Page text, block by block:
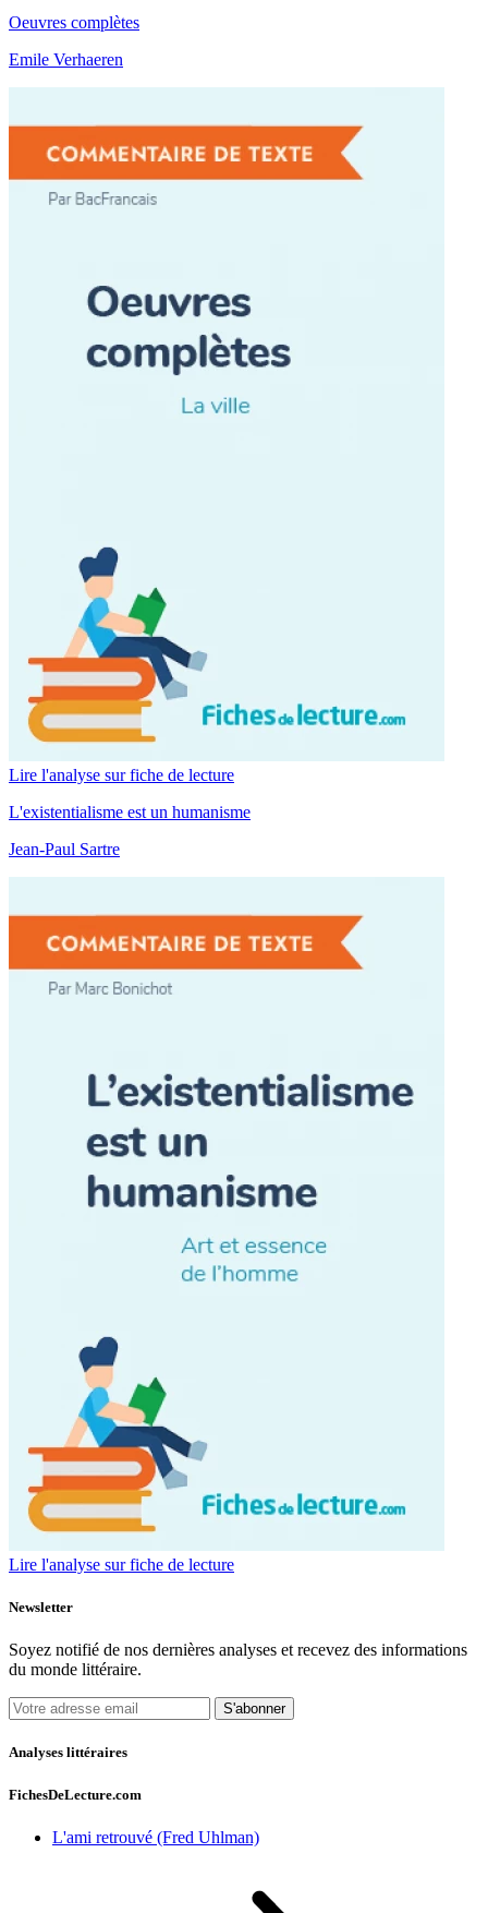
Oeuvres complètes
Emile Verhaeren
Lire l'analyse sur fiche de lecture
L'existentialisme est un humanisme
Jean-Paul Sartre
Lire l'analyse sur fiche de lecture
Newsletter
Soyez notifié de nos dernières analyses et recevez des informations
du monde littéraire.
S'abonner
Analyses littéraires
FichesDeLecture.com
L'ami retrouvé (Fred Uhlman)